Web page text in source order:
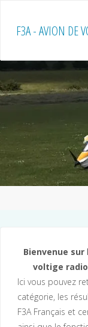
contentF3A - AVION DE
Bienvenue
voltige
Ici vous pouvez
catégorie, les
F3A Français et